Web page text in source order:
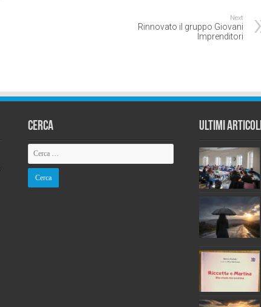
Next
Rinnovato il gruppo Giovani
Imprenditori
Cerca Ultimi Articoli